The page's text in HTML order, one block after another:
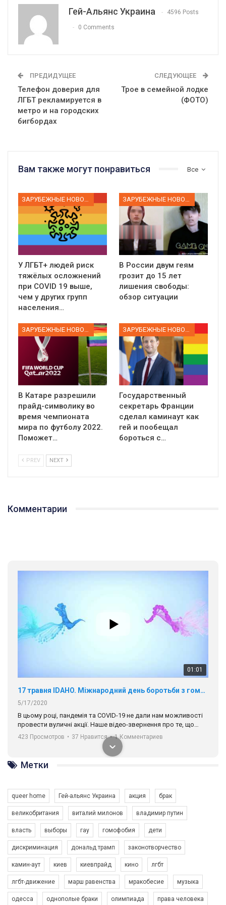
Гей-Альянс Украина 4596 Posts
0 Comments
ПРЕДИДУЩЕЕ
Телефон доверия для
ЛГБТ рекламируется в
метро и на городских
бигбордах
СЛЕДУЮЩЕЕ
Трое в семейной лодке
(ФОТО)
Все
Вам также могут понравиться
У ЛГБТ+ людей риск
тяжёлых осложнений
при COVID 19 выше,
чем у других групп
населения…
В России двум геям
грозит до 15 лет
лишения свободы:
обзор ситуации
В Катаре разрешили
прайд-символику во
время чемпионата
мира по футболу 2022.
Поможет…
Государственный
секретарь Франции
сделал каминаут как
гей и пообещал
бороться с…
PREV NEXT
Комментарии
01:01
17 травня IDAHO. Міжнародний день боротьби з гомофобією трансфобією і біфобія.
5/17/2020
В цьому році, пандемія та COVІD-19 не дали нам можливості
провести вуличні акції. Наше відео-звернення про те, що
навіть коли ми у різних містах та не можемо зустрінеться, ми
разом. Ми закликаємо всіх хто поділяє цінності рівності та
солідарності, приєднатися до нас. Регіональні підрозділи
ГАУ є в 16 областях України.
Разом наш голос лунає гучніше!
423 Просмотров • 37 Нравится • 1 Комментариев
Зупинимо насильство проти ЛГБТ в Україні! Stop violence against LGBT in Ukraine!
6/30/2017
Метки
queer home Гей-альянс Украина акция брак
великобритания виталий милонов владимир путин
власть выборы гау гомофобия дети
дискриминация дональд трамп законотворчество
камин-аут киев киевпрайд кино лгбт
лгбт-движение марш равенства мракобесие музыка
одесса однополые браки олимпиада права человека